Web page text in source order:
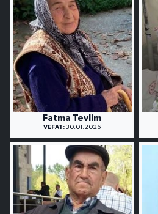
Fatma Tevlim
VEFAT: 30.01.2026